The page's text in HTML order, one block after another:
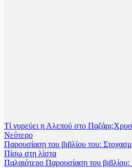
Τί γυρεύει η Αλεπού στο Παζάρι;
Νεότερο
Παρουσίαση του βιβλίου του:
Πίσω στη λίστα
Παλαιότερο Παρουσίαση του